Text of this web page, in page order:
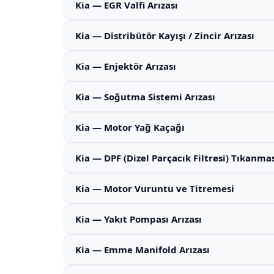
Kia — EGR Valfi Arızası
Kia — Distribütör Kayışı / Zincir Arızası
Kia — Enjektör Arızası
Kia — Soğutma Sistemi Arızası
Kia — Motor Yağ Kaçağı
Kia — DPF (Dizel Parçacık Filtresi)
Kia — Motor Vuruntu ve Titremesi
Kia — Yakıt Pompası Arızası
Kia — Emme Manifold Arızası